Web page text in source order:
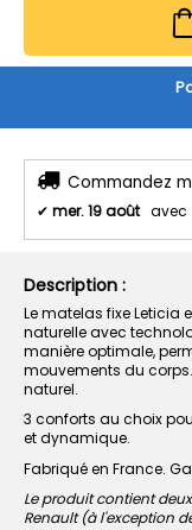
Commandez
✔ mer. 19 août avec
Description :
Le matelas fixe Leticia
naturelle avec
manière optimale,
mouvements du corps.
naturel.
3 conforts au choix
et dynamique.
Fabriqué en France.
Le produit contient
Renault (à l'exception